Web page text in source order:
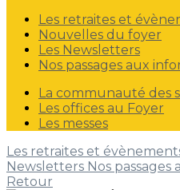
Les retraites et
Nouvelles du foyer
Les Newsletters
Nos passages aux
La communauté des
Les offices au Foyer
Les messes
Les retraites et
Newsletters Nos
Retour